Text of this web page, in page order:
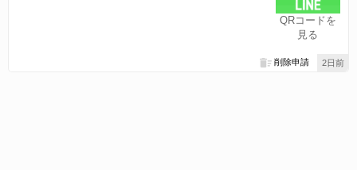
QRコードを
見る
2日前
削除申請